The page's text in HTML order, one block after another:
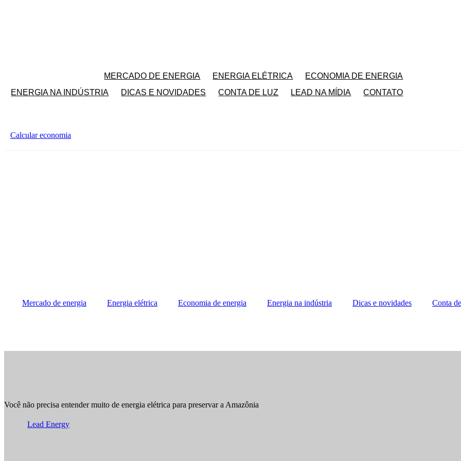
MERCADO DE ENERGIA ENERGIA ELÉTRICA
ECONOMIA DE ENERGIA
ENERGIA NA INDÚSTRIA
DICAS E NOVIDADES CONTA DE LUZ LEAD NA MÍDIA CONTATO
Calcular economia
Mercado de energia Energia elétrica Economia de energia Energia na indústria Dicas e novidades Conta
Você não precisa entender muito de energia elétrica para preservar a Amazônia
Lead Energy